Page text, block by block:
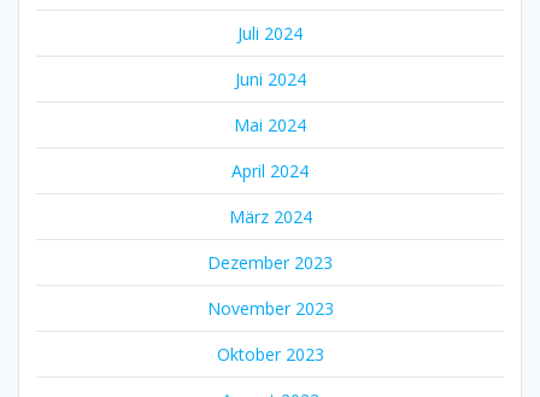
Juli 2024
Juni 2024
Mai 2024
April 2024
März 2024
Dezember 2023
November 2023
Oktober 2023